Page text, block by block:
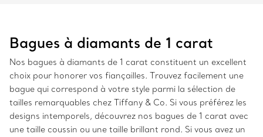
Bagues à diamants de 1 carat
Nos bagues à diamants de 1 carat constituent un excellent
choix pour honorer vos fiançailles. Trouvez facilement une
bague qui correspond à votre style parmi la sélection de
tailles remarquables chez Tiffany & Co. Si vous préférez les
designs intemporels, découvrez nos bagues de 1 carat avec
une taille coussin ou une taille brillant rond. Si vous avez un